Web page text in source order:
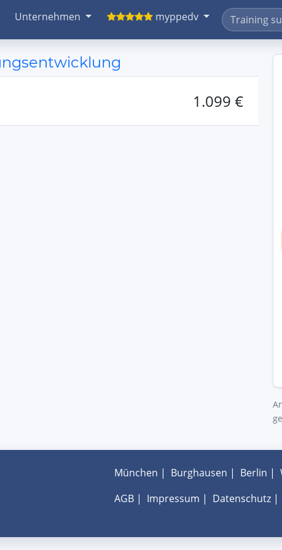
Unternehmen myppedv
1.099 €
München | Burghausen | Berlin |
AGB| Impressum | Datenschutz|